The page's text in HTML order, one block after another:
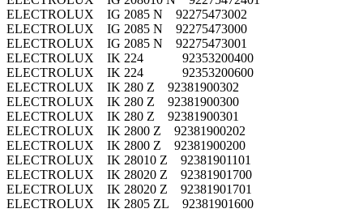
ELECTROLUX IG 2085 N 92275473002
ELECTROLUX IG 2085 N 92275473000
ELECTROLUX IG 2085 N 92275473001
ELECTROLUX IK 224 92353200400
ELECTROLUX IK 224 92353200600
ELECTROLUX IK 280 Z 92381900302
ELECTROLUX IK 280 Z 92381900300
ELECTROLUX IK 280 Z 92381900301
ELECTROLUX IK 2800 Z 92381900202
ELECTROLUX IK 2800 Z 92381900200
ELECTROLUX IK 28010 Z 92381901101
ELECTROLUX IK 28020 Z 92381901700
ELECTROLUX IK 28020 Z 92381901701
ELECTROLUX IK 2805 ZL 92381901600